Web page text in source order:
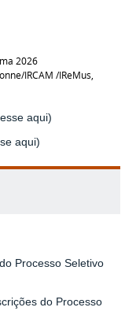
2026
IRCAM /IReMus,
aqui)
aqui)
Processo Seletivo
do Processo